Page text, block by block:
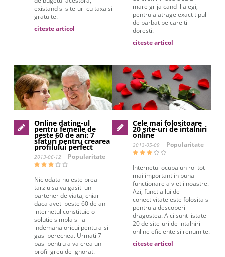
existand si site-uri cu taxa si
gratuite.
citeste articol
mare grija cand il alegi,
pentru a atrage exact tipul
de barbat pe care ti-l
doresti.
citeste articol
Online dating-ul
pentru femeile de
peste 60 de ani: 7
sfaturi pentru crearea
profilului perfect
2013-06-12 Popularitate
Niciodata nu este prea
tarziu sa va gasiti un
partener de viata, chiar
daca aveti peste 60 de ani
internetul constituie o
solutie simpla si la
indemana oricui pentu a-si
gasi perechea. Urmati 7
pasi pentru a va crea un
profil greu de ignorat.
Cele mai folositoare
20 site-uri de intalniri
online
2013-05-09 Popularitate
Internetul ocupa un rol tot
mai important in buna
functionare a vietii noastre.
Azi, functia lui de
conectivitate este folosita si
pentru a descoperi
dragostea. Aici sunt listate
20 de site-uri de intalniri
online eficiente si renumite.
citeste articol